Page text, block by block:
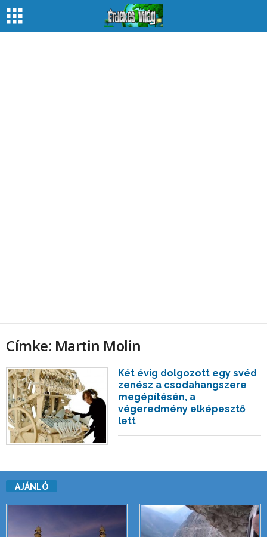
Címke: Martin Molin
Két évig dolgozott egy svéd
zenész a csodahangszere
megépítésén, a
végeredmény elképesztő
lett
AJÁNLÓ